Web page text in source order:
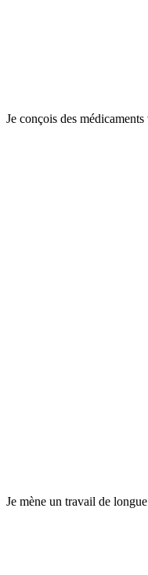
Je conçois des
Je mène un travail de